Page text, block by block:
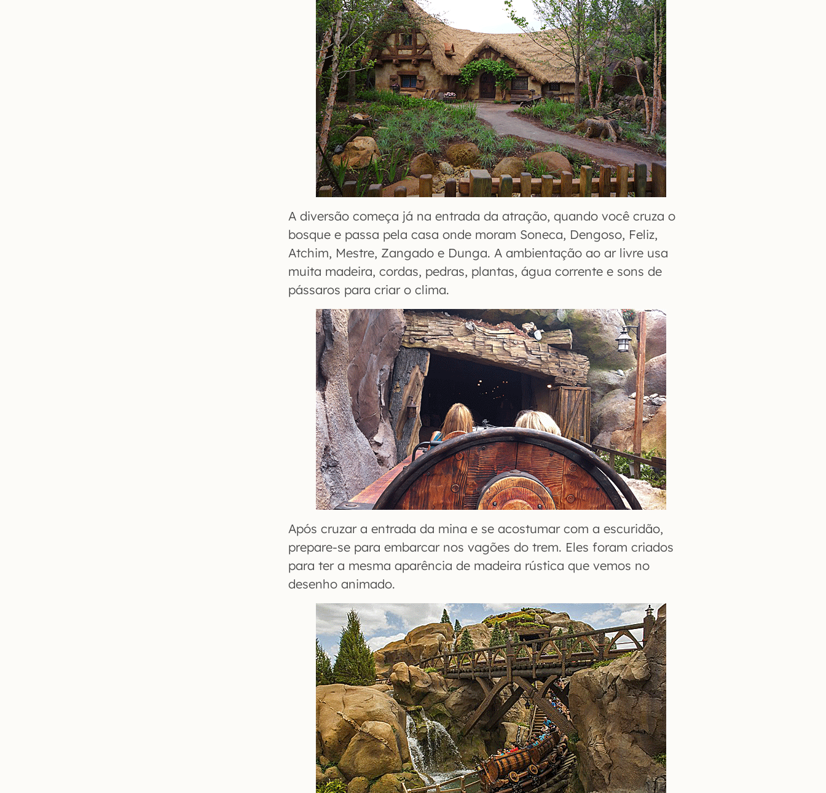
A diversão começa já na entrada da atração, quando você cruza o
bosque e passa pela casa onde moram Soneca, Dengoso, Feliz,
Atchim, Mestre, Zangado e Dunga. A ambientação ao ar livre usa
muita madeira, cordas, pedras, plantas, água corrente e sons de
pássaros para criar o clima.
Após cruzar a entrada da mina e se acostumar com a escuridão,
prepare-se para embarcar nos vagões do trem. Eles foram criados
para ter a mesma aparência de madeira rústica que vemos no
desenho animado.